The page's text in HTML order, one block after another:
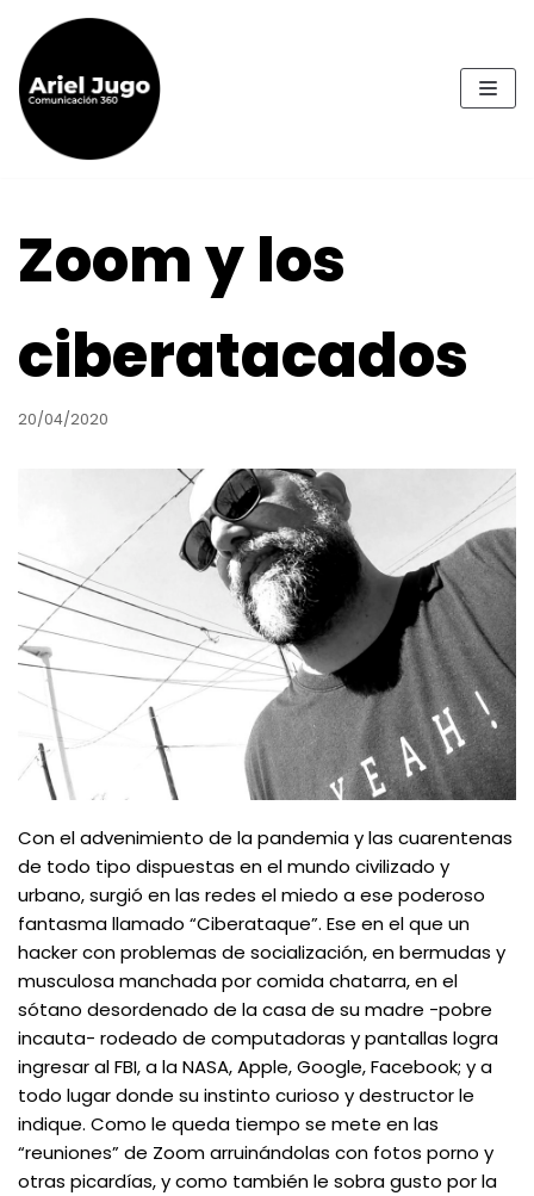
al
contenido
Zoom y los
ciberatacados
20/04/2020
Con el advenimiento de la pandemia y las cuarentenas
de todo tipo dispuestas en el mundo civilizado y
urbano, surgió en las redes el miedo a ese poderoso
fantasma llamado “Ciberataque”. Ese en el que un
hacker con problemas de socialización, en bermudas y
musculosa manchada por comida chatarra, en el
sótano desordenado de la casa de su madre -pobre
incauta- rodeado de computadoras y pantallas logra
ingresar al FBI, a la NASA, Apple, Google, Facebook; y a
todo lugar donde su instinto curioso y destructor le
indique. Como le queda tiempo se mete en las
“reuniones” de Zoom arruinándolas con fotos porno y
otras picardías, y como también le sobra gusto por la